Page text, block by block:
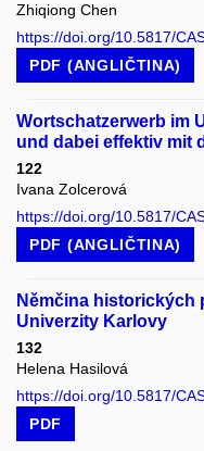
Zhiqiong Chen
https://doi.org/10.5817/
PDF (ANGLIČTINA)
Wortschatzerwerb im
und dabei effektiv mit
122
Ivana Zolcerová
https://doi.org/10.5817/
PDF (ANGLIČTINA)
Němčina historických
Univerzity Karlovy
132
Helena Hasilová
https://doi.org/10.5817/
PDF